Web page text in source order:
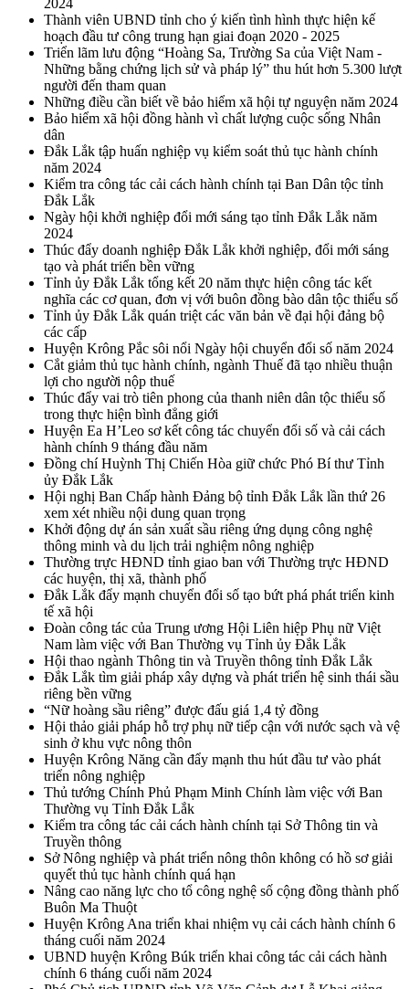
2024
Thành viên UBND tỉnh cho ý kiến tình hình thực hiện kế
hoạch đầu tư công trung hạn giai đoạn 2020 - 2025
Triển lãm lưu động “Hoàng Sa, Trường Sa của Việt Nam -
Những bằng chứng lịch sử và pháp lý” thu hút hơn 5.300 lượt
người đến tham quan
Những điều cần biết về bảo hiểm xã hội tự nguyện năm 2024
Bảo hiểm xã hội đồng hành vì chất lượng cuộc sống Nhân
dân
Đắk Lắk tập huấn nghiệp vụ kiểm soát thủ tục hành chính
năm 2024
Kiểm tra công tác cải cách hành chính tại Ban Dân tộc tỉnh
Đắk Lắk
Ngày hội khởi nghiệp đổi mới sáng tạo tỉnh Đắk Lắk năm
2024
Thúc đẩy doanh nghiệp Đắk Lắk khởi nghiệp, đổi mới sáng
tạo và phát triển bền vững
Tỉnh ủy Đắk Lắk tổng kết 20 năm thực hiện công tác kết
nghĩa các cơ quan, đơn vị với buôn đồng bào dân tộc thiểu số
Tỉnh ủy Đắk Lắk quán triệt các văn bản về đại hội đảng bộ
các cấp
Huyện Krông Pắc sôi nổi Ngày hội chuyển đổi số năm 2024
Cắt giảm thủ tục hành chính, ngành Thuế đã tạo nhiều thuận
lợi cho người nộp thuế
Thúc đẩy vai trò tiên phong của thanh niên dân tộc thiểu số
trong thực hiện bình đẳng giới
Huyện Ea H’Leo sơ kết công tác chuyển đổi số và cải cách
hành chính 9 tháng đầu năm
Đồng chí Huỳnh Thị Chiến Hòa giữ chức Phó Bí thư Tỉnh
ủy Đắk Lắk
Hội nghị Ban Chấp hành Đảng bộ tỉnh Đắk Lắk lần thứ 26
xem xét nhiều nội dung quan trọng
Khởi động dự án sản xuất sầu riêng ứng dụng công nghệ
thông minh và du lịch trải nghiệm nông nghiệp
Thường trực HĐND tỉnh giao ban với Thường trực HĐND
các huyện, thị xã, thành phố
Đắk Lắk đẩy mạnh chuyển đổi số tạo bứt phá phát triển kinh
tế xã hội
Đoàn công tác của Trung ương Hội Liên hiệp Phụ nữ Việt
Nam làm việc với Ban Thường vụ Tỉnh ủy Đắk Lắk
Hội thao ngành Thông tin và Truyền thông tỉnh Đắk Lắk
Đắk Lắk tìm giải pháp xây dựng và phát triển hệ sinh thái sầu
riêng bền vững
“Nữ hoàng sầu riêng” được đấu giá 1,4 tỷ đồng
Hội thảo giải pháp hỗ trợ phụ nữ tiếp cận với nước sạch và vệ
sinh ở khu vực nông thôn
Huyện Krông Năng cần đẩy mạnh thu hút đầu tư vào phát
triển nông nghiệp
Thủ tướng Chính Phủ Phạm Minh Chính làm việc với Ban
Thường vụ Tỉnh Đắk Lắk
Kiểm tra công tác cải cách hành chính tại Sở Thông tin và
Truyền thông
Sở Nông nghiệp và phát triển nông thôn không có hồ sơ giải
quyết thủ tục hành chính quá hạn
Nâng cao năng lực cho tổ công nghệ số cộng đồng thành phố
Buôn Ma Thuột
Huyện Krông Ana triển khai nhiệm vụ cải cách hành chính 6
tháng cuối năm 2024
UBND huyện Krông Búk triển khai công tác cải cách hành
chính 6 tháng cuối năm 2024